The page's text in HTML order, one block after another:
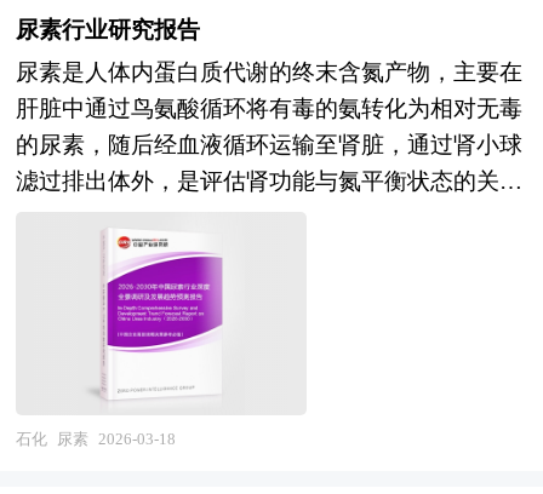
动向、把握市场机会、做出正确投资和明确企业发
展方向不可多得的精品资料。 本研究咨询报告由
中研普华咨询公司领衔撰写，在大量周密的市场调
研基础上，主要依据了国家统计局、国家商务部、
国家发改委、国家经济信息中心、国务院发展研究
济景气监测中心、中国行业研究网、国内外相关报
刊杂志的基础信息以及农药专业研究单位等公布和
提供的大量资料。对我国农药的行业现状、市场各
类经营指标的情况、重点企业状况、区域市场发展
情况等内容进行详细的阐述和深入的分析，着重对
农药业务的发展进行详尽深入的分析，并根据农药
税务和法律尽职调查；协助卖方回复投资者尽职调
查过程中提出的问题和要求；协助分析公司的整体
价值并制定定价策略，协助设定卖方与潜在投资者
谈判的策略；参与卖方与潜在投资者的谈判并提供
现场技术支持；对最终法律协议中的商业条款提出
件准备。 2、中研普华作为买方顾问提供的服务内
容： 财务及税务尽职调查、目标公司价值分析和
定价策略制定；协助政府沟通和审批、谈判支持和
审阅投资文件，确定并购条件；协助买方筹集、获
得、使用必要的资金、提出具体的收购建议；审阅
当地评估师对于目标公司的资产评估报告；财务模
研究人员通过周密的市场调研，参考国家统计局、
政府部门机构发布的最新权威数据，并对多位业内
资深专家进行深入访谈的基础上，通过相关市场研
究的工具、理论和模型撰写而成。本报告总结
了“十四五”以来经济与社会发展成就、产业发展规
模与经济效益、预测了甲醇行业规划方向机及未来
5年行业投资方向；预测并提出了甲醇“十五五”整
体规划目标及方向、规划内容的建议等；最后，就
甲醇行业“十五五”时期投资机遇、投资风险、投资
策略进行了审慎分析。
赋不同，发展相关产业的条件也就不同，只有准确
的理解区域内产业发展基础和潜力，才能编制出符
合当地实际的产业发展规划。中研普华拥有完善的
调研访谈方案，能够快速全面的根据当地实际条件
提取编制规划所需遵循的一些约束性指标。区域产
产业规划编制的通病，而更多利用翔实的数据和图
表说话是高质量产业发展规划的一个重要标志。中
研普华凭借丰富的数据来源渠道，以及对规划结构
的精准把握，能够最大限度的做到利用数据图表支
撑自身观点。区域产业发展规划必须要具有较强的
可操作性，这就要求规划必须要落脚到产业发展目
关键路径，广泛服务于高端制造与绿色建筑领域。
构调控、纳米增强改性及闭环化学回收等前沿方
向，推动材料在泡孔均匀性、抗疲劳性、阻燃等级
和低温韧性等方面持续突破。产业链涵盖上游PET
树脂与助剂供应、中游发泡设备制造与材料生产、
下游在风电叶片芯材、新能源汽车电池包结构件、
轨道交通内饰、节能建筑保温板、高端包装及运动
器材等领域的规模化应用，并延伸至废旧材料的收
集、再生与再发泡闭环体系。 在中国“双碳”战略驱
动下，该行业被纳入国家鼓励发展的新材料产业范
畴，受到政策与资本的双重支持，正处于从技术引
进向自主创新、从低端代工向高附加值产品升级的
尿素行业研究报告
尿素是人体内蛋白质代谢的终末含氮产物，主要在
肝脏中通过鸟氨酸循环将有毒的氨转化为相对无毒
的尿素，随后经血液循环运输至肾脏，通过肾小球
滤过排出体外，是评估肾功能与氮平衡状态的关键
有机化合物，化学式为CO(NH₂)₂，尿素是哺乳动
物氮排泄的主要形式，其生成过程不仅实现了氨的
解毒，也维持了体内氮元素的动态平衡。 在生理
层面，尿素的合成发生在肝细胞的线粒体与胞液
中，依赖一系列酶的协同作用，将氨基酸脱氨基产
生的氨与二氧化碳结合，最终形成尿素，这一过程
石化 尿素 2026-03-18